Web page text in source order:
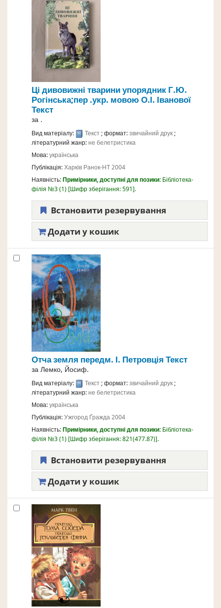
Ці дивовижні твариниупорядник Г.Ю.
Рогінська;пер .укр. мовою О.І. Іванової
Текст
за .
Вид матеріалу: Текст; формат:звичайний друк;
літературний жанр:не белетристика
Мова:українська
Публікація:Харків Ранок-НТ2004
Наявність:Примірники, доступні для позики: Бібліотека-
філія №3(1) Шифр зберігання:591 .
Встановити резервування
Додати у кошик
Отча земля передм. І. Петровція Текст
заЛемко, Йосиф.
Вид матеріалу: Текст; формат:звичайний друк;
літературний жанр:не белетристика
Мова:українська
Публікація:Ужгород Ґражда2004
Наявність:Примірники, доступні для позики: Бібліотека-
філія №3(1) Шифр зберігання:821(477.87) .
Встановити резервування
Додати у кошик